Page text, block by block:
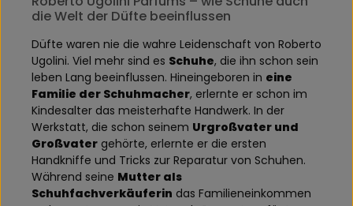
die Welt der Düfte beeinflussen
Düfte waren nie die wahre Leidenschaft von Roberto
Ugolini. Viel mehr sind es Schuhe, die ihn schon sein
leben Lang beeinflussen. Hineingeboren in eine
Familie der Schuhmacher, erlernte er schon im
Kindesalter das meisterhafte Handwerk. In der
Werkstatt, die schon seinem Urgroßvater und
Großvater gehörte, erlernte er die ersten
Handkniffe und Tricks zur Reparatur von Schuhen.
Während seine Mutter als
Schuhfachverkäuferin das Familieneinkommen